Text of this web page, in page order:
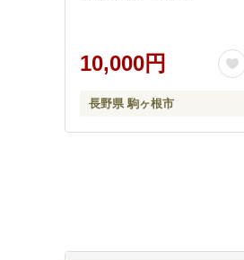
10,000円
長野県 駒ヶ根市